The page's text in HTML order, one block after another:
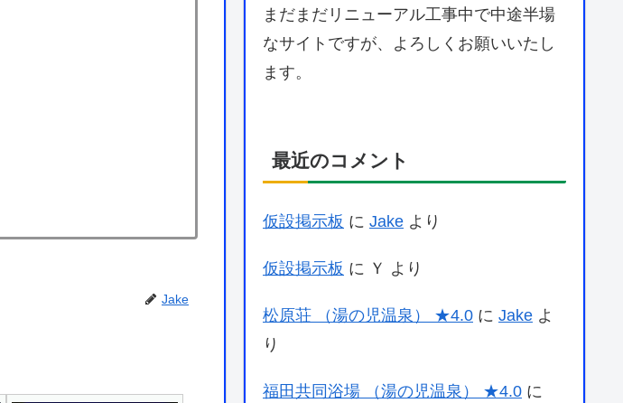
Jake
まだまだリニューアル工事中で中途半場
なサイトですが、よろしくお願いいたし
ます。
最近のコメント
仮設掲示板 に Jake より
仮設掲示板 に Ｙ より
松原荘 （湯の児温泉） ★4.0 に Jake よ
り
福田共同浴場 （湯の児温泉） ★4.0 に